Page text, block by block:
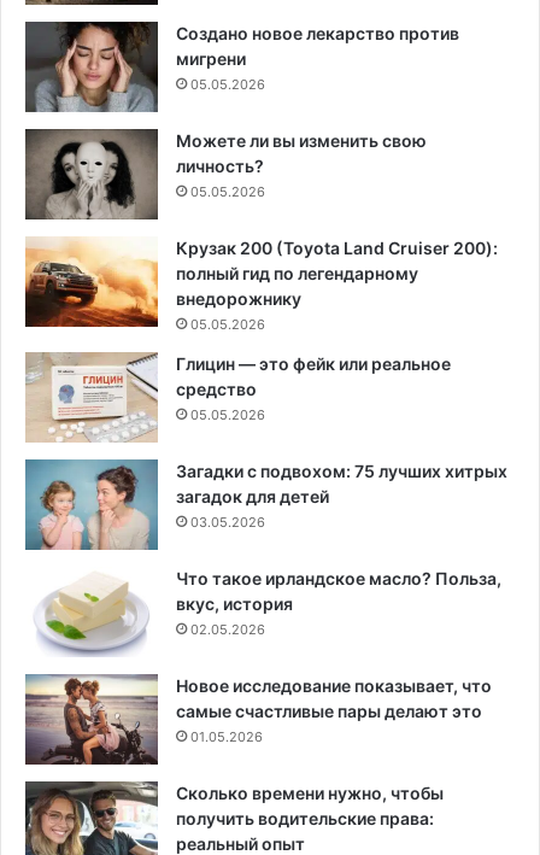
Создано новое лекарство против
мигрени
05.05.2026
Можете ли вы изменить свою
личность?
05.05.2026
Крузак 200 (Toyota Land Cruiser 200):
полный гид по легендарному
внедорожнику
05.05.2026
Глицин — это фейк или реальное
средство
05.05.2026
Загадки с подвохом: 75 лучших хитрых
загадок для детей
03.05.2026
Что такое ирландское масло? Польза,
вкус, история
02.05.2026
Новое исследование показывает, что
самые счастливые пары делают это
01.05.2026
Сколько времени нужно, чтобы
получить водительские права:
реальный опыт